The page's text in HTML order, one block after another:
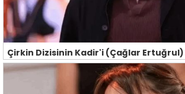
Çirkin Dizisinin Kadir'i (Çağlar